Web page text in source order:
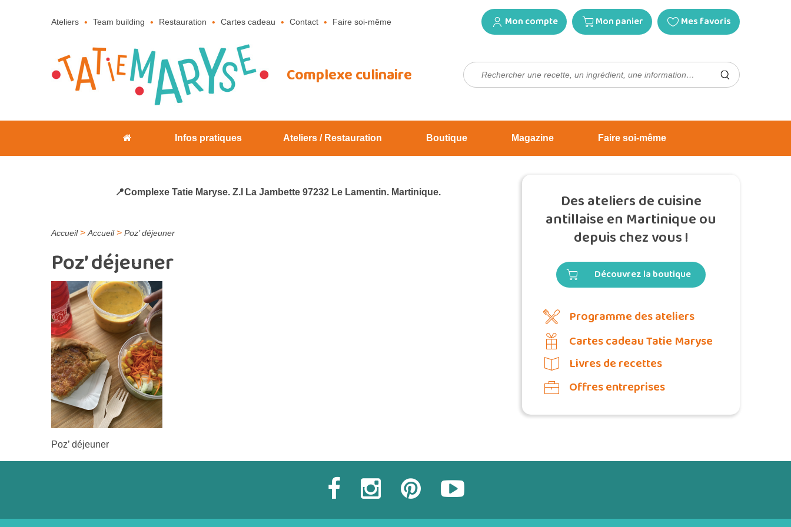
Ateliers Team building Restauration Cartes cadeau Contact Faire soi-même Mon compte Mon panier Mes favoris
Complexe culinaire Rechercher :
Infos pratiques Ateliers / Restauration Boutique Magazine Faire soi-même
📍Complexe Tatie Maryse. Z.I La Jambette 97232 Le Lamentin. Martinique.
Accueil> Accueil> Poz’ déjeuner
Poz’ déjeuner
Poz’ déjeuner
Des ateliers de cuisine
antillaise en Martinique ou
depuis chez vous !
Découvrez la boutique
Programme des ateliers
Cartes cadeau Tatie Maryse
Livres de recettes
Offres entreprises